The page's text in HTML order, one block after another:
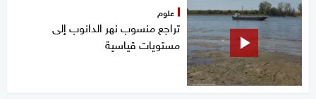
علوم
تراجع منسوب نهر الدانوب إلى
مستويات قياسية